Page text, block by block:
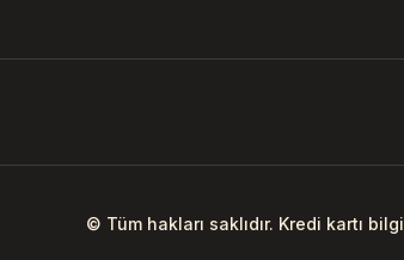
© Tüm hakları saklıdır. Kredi kartı